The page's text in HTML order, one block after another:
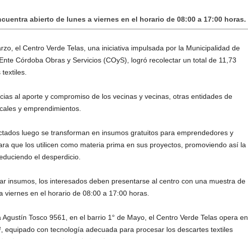
abierto de lunes a viernes en el horario de 08:00 a 17:00 horas.
el Centro Verde Telas, una iniciativa impulsada por la Municipalidad de
Córdoba Obras y Servicios (COyS), logró recolectar un total de 11,73
al aporte y compromiso de los vecinas y vecinas, otras entidades de
y emprendimientos.
luego se transforman en insumos gratuitos para emprendedores y
que los utilicen como materia prima en sus proyectos, promoviendo así la
el desperdicio.
insumos, los interesados deben presentarse al centro con una muestra de
viernes en el horario de 08:00 a 17:00 horas.
Tosco 9561, en el barrio 1° de Mayo, el Centro Verde Telas opera en
equipado con tecnología adecuada para procesar los descartes textiles